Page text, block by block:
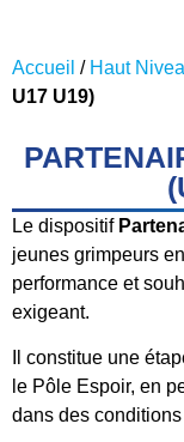
Accueil / Haut
U17 U19)
Le dispositif
jeunes grimpeurs
performance et
exigeant.
Il constitue une
le Pôle Espoir, en
dans des